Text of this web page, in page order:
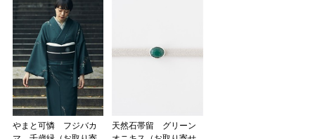
やまと可憐 フジバカ
天然石帯留 グリーン